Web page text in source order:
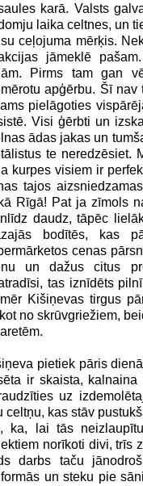
karā. Valsts
laika celtnes, un
ceļojuma mērķis.
jāmeklē
Pirms tam gan
apģērbu. Šī
pielāgoties
Visi ģērbti un
ādas jakas un
te neredzēsiet.
kurpes visiem ir
tajos
Rīgā! Pat ja zīmols
daudz, tāpēc
bodītēs, kas
cenas
un dažus citus
tas iznīdēts
Kišiņevas tirgus
no skrūvgriežiem,
pietiek pāris
ir skaista,
uz
celtņu, kas stāv
ka, lai tās
norīkoti divi, trīs
darbs taču
un steku pie